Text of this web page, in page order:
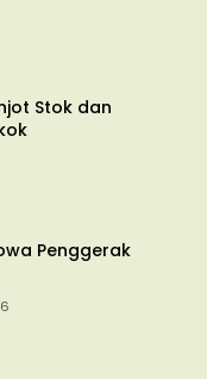
Stok dan
Penggerak